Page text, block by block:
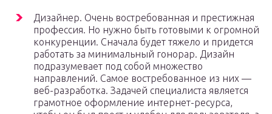
Дизайнер. Очень востребованная и престижная
профессия. Но нужно быть готовыми к огромной
конкуренции. Сначала будет тяжело и придется
работать за минимальный гонорар. Дизайн
подразумевает под собой множество
направлений. Самое востребованное из них —
веб-разработка. Задачей специалиста является
грамотное оформление интернет-ресурса,